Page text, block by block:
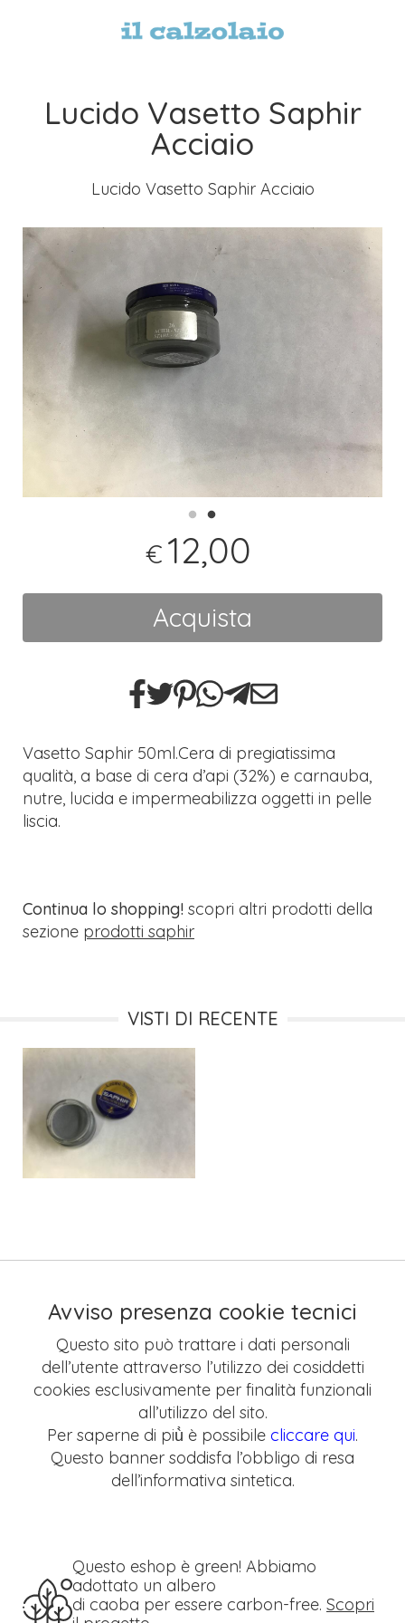
Lucido Vasetto Saphir
Acciaio
Lucido Vasetto Saphir Acciaio
€ 12,00
Acquista
Vasetto Saphir 50ml.Cera di pregiatissima
qualità, a base di cera d’api (32%) e carnauba,
nutre, lucida e impermeabilizza oggetti in pelle
liscia.
Continua lo shopping! scopri altri prodotti della
sezione prodotti saphir
VISTI DI RECENTE
Avviso presenza cookie tecnici
Questo sito può trattare i dati personali
dell’utente attraverso l’utilizzo dei cosiddetti
cookies esclusivamente per finalità funzionali
all’utilizzo del sito.
Per saperne di più̀ è possibile cliccare qui.
Questo banner soddisfa l’obbligo di resa
dell’informativa sintetica.
Questo eshop è green! Abbiamo
adottato un albero
di caoba per essere carbon-free. Scopri